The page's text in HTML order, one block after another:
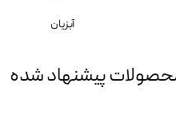
آبزیان
پیشنهاد شده